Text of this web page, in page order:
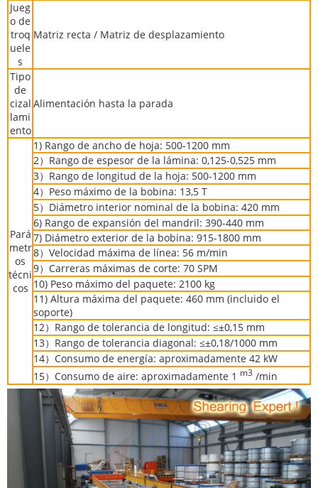
Jueg
o de
troq
uele
s
Matriz recta / Matriz de desplazamiento
Tipo
de
cizal
lami
ento
Alimentación hasta la parada
Pará
metr
os
técni
cos
1) Rango de ancho de hoja: 500-1200 mm
2）Rango de espesor de la lámina: 0,125-0,525 mm
3）Rango de longitud de la hoja: 500-1200 mm
4）Peso máximo de la bobina: 13,5 T
5）Diámetro interior nominal de la bobina: 420 mm
6) Rango de expansión del mandril: 390-440 mm
7) Diámetro exterior de la bobina: 915-1800 mm
8）Velocidad máxima de línea: 56 m/min
9）Carreras máximas de corte: 70 SPM
10) Peso máximo del paquete: 2100 kg
11) Altura máxima del paquete: 460 mm (incluido el
soporte)
12）Rango de tolerancia de longitud: ≤±0,15 mm
13）Rango de tolerancia diagonal: ≤±0,18/1000 mm
14）Consumo de energía: aproximadamente 42 kW
15）Consumo de aire: aproximadamente 1 m3 /min